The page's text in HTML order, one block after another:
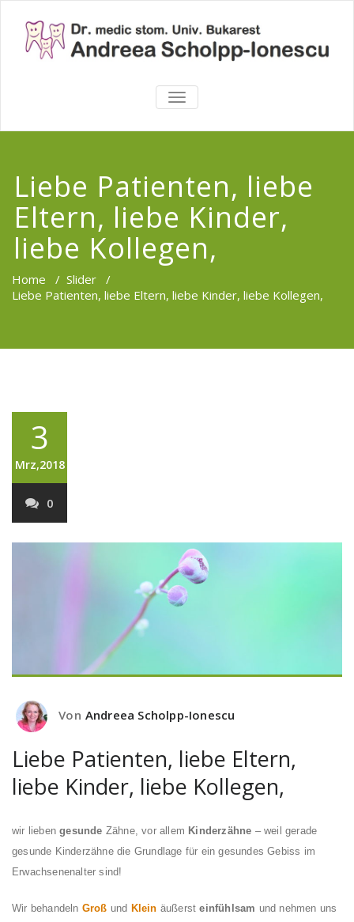
TOGGLE
NAVIGATION
Liebe Patienten, liebe
Eltern, liebe Kinder,
liebe Kollegen,
Home / Slider /
Liebe Patienten, liebe Eltern, liebe Kinder, liebe Kollegen,
3
Mrz,2018
0
Von Andreea Scholpp-Ionescu
Liebe Patienten, liebe Eltern,
liebe Kinder, liebe Kollegen,
wir liebengesunde Zähne, vor allem Kinderzähne – weil gerade
gesunde Kinderzähne die Grundlage für ein gesundes Gebiss im
Erwachsenenalter sind!
Wir behandeln Groß und Klein äußersteinfühlsam und nehmen uns